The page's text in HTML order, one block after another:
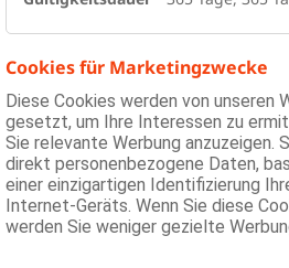
Cookies für Marketingzwecke
Diese Cookies werden von unseren
gesetzt, um Ihre Interessen zu
Sie relevante Werbung anzuzeigen.
direkt personenbezogene Daten,
einer einzigartigen Identifizierung
Internet-Geräts. Wenn Sie diese
werden Sie weniger gezielte